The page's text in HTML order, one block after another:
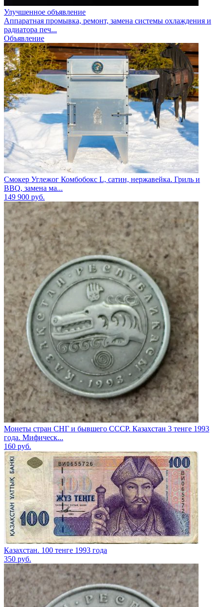
Улучшенное объявление
Аппаратная промывка, ремонт, замена системы охлаждения и
радиатора печ...
Объявление
Смокер Углежог Комбобокс L, сатин, нержавейка. Гриль и
BBQ, замена ма...
149 900 руб.
Монеты стран СНГ и бывшего СССР. Казахстан 3 тенге 1993
года. Мифическ...
160 руб.
Казахстан. 100 тенге 1993 года
350 руб.